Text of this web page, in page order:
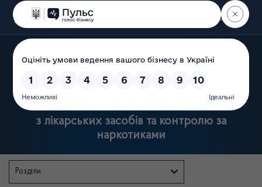
Пошук
Державна служба України
з лікарських засобів та контролю за
наркотиками
Розділи